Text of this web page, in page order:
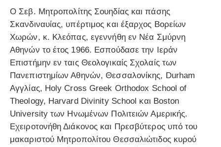
Ο Σεβ. Μητροπολίτης Σουηδίας και πάσης
Σκανδιναυίας, υπέρτιμος και έξαρχος Βορείων
Χωρών, κ. Κλεόπας, εγεννήθη εν Νέα Σμύρνη
Αθηνών το έτος 1966. Εσπούδασε την Ιεράν
Επιστήμην εν ταις Θεολογικαίς Σχολαίς των
Πανεπιστημίων Αθηνών, Θεσσαλονίκης, Durham
Αγγλίας, Holy Cross Greek Orthodox School of
Theology, Harvard Divinity School και Boston
University των Ηνωμένων Πολιτειών Αμερικής.
Εχειροτονήθη Διάκονος και Πρεσβύτερος υπό του
μακαριστού Μητροπολίτου Θεσσαλιώτιδος κυρού